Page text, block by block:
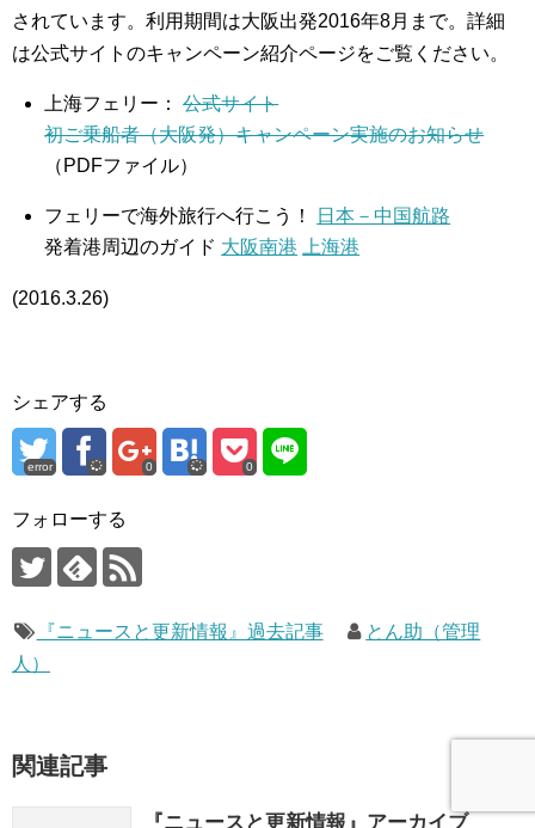
されています。利用期間は大阪出発2016年8月まで。詳細
は公式サイトのキャンペーン紹介ページをご覧ください。
上海フェリー：公式サイト
初ご乗船者（大阪発）キャンペーン実施のお知らせ
（PDFファイル）
フェリーで海外旅行へ行こう！
日本－中国航路
発着港周辺のガイド 大阪南港 上海港
(2016.3.26)
シェアする
error 0 0
フォローする
『ニュースと更新情報』過去記事
とん助（管理
人）
関連記事
『ニュースと更新情報』アーカイブ